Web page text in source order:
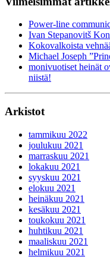
Power-line
Ivan Stepanovitš
Kokovalkoista
Michael Joseph
monivuotiset heinät
niistä!
Arkistot
tammikuu 2022
joulukuu 2021
marraskuu 2021
lokakuu 2021
syyskuu 2021
elokuu 2021
heinäkuu 2021
kesäkuu 2021
toukokuu 2021
huhtikuu 2021
maaliskuu 2021
helmikuu 2021